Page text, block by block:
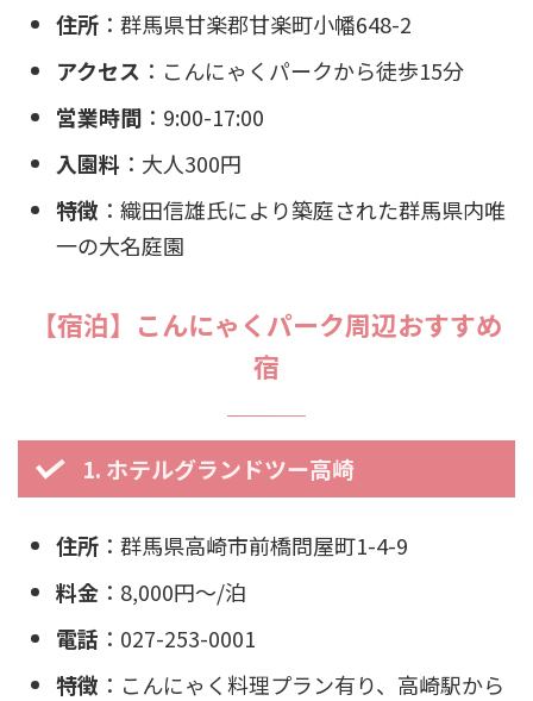
住所 ：群馬県甘楽郡甘楽町小幡648-2
アクセス ：こんにゃくパークから徒歩15分
営業時間 ：9:00-17:00
入園料 ：大人300円
特徴 ：織田信雄氏により築庭された群馬県内唯
一の大名庭園
【宿泊】こんにゃくパーク周辺おすすめ
宿
1. ホテルグランドツー高崎
住所 ：群馬県高崎市前橋問屋町1-4-9
料金 ：8,000円〜/泊
電話 ：027-253-0001
特徴 ：こんにゃく料理プラン有り、高崎駅から